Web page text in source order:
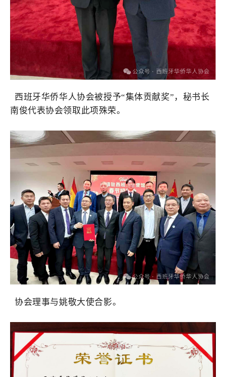
西班牙华侨华人协会被授予“集体贡献奖”，秘书长
南俊代表协会领取此项殊荣。
协会理事与姚敬大使合影。